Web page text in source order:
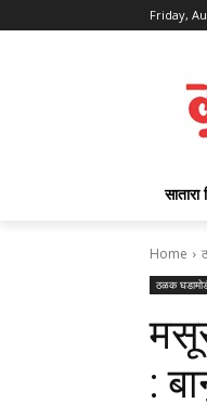
Friday,
सातारा
Home
ठळक
: